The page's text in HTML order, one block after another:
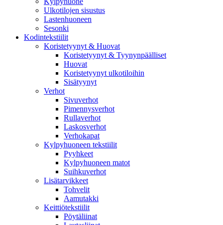
Ulkotilojen sisustus
Lastenhuoneen
Sesonki
Kodintekstiilit
Koristetyynyt & Huovat
Koristetyynyt & Tyynynpäälliset
Huovat
Koristetyynyt ulkotiloihin
Sisätyynyt
Verhot
Sivuverhot
Pimennysverhot
Rullaverhot
Laskosverhot
Verhokapat
Kylpyhuoneen tekstiilit
Pyyhkeet
Kylpyhuoneen matot
Suihkuverhot
Lisätarvikkeet
Tohvelit
Aamutakki
Keittiötekstiilit
Pöytäliinat